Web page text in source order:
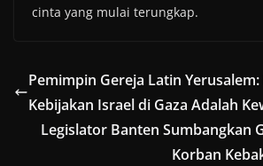
cinta yang mulai terungkap.
Pemimpin Gereja Latin
Kebijakan Israel di Gaza Adalah
Legislator Banten Sumbangkan
Korban